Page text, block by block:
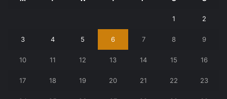
1 2
3 4 5 6 7 8 9
10 11 12 13 14 15 16
17 18 19 20 21 22 23